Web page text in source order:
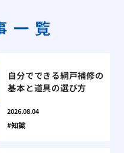
一覧
自分でできる網戸補修の
基本と道具の選び方
2026.08.04
知識